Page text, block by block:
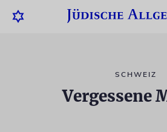
SCHWEIZ
Vergessene